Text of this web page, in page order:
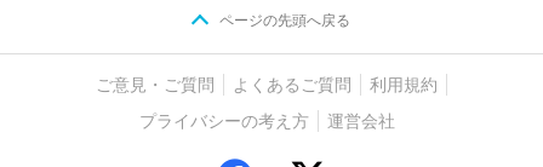
ページの先頭へ戻る
ご意見・ご質問 よくあるご質問
利用規約
プライバシーの考え方
運営会社